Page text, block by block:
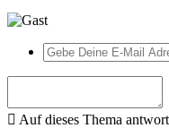
Auf dieses Thema